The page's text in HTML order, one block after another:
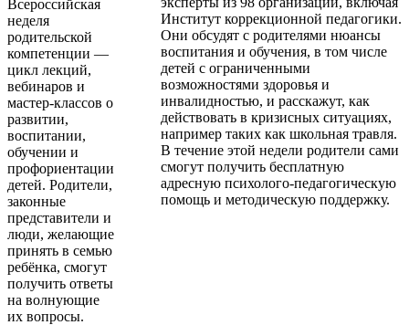
Всероссийская
неделя
родительской
компетенции —
цикл лекций,
вебинаров и
мастер-классов о
развитии,
воспитании,
обучении и
профориентации
детей. Родители,
законные
представители и
люди, желающие
принять в семью
ребёнка, смогут
получить ответы
на волнующие
их вопросы.
Институт коррекционной педагогики.
Они обсудят с родителями нюансы
воспитания и обучения, в том числе
детей с ограниченными
возможностями здоровья и
инвалидностью, и расскажут, как
действовать в кризисных ситуациях,
например таких как школьная травля.
В течение этой недели родители сами
смогут получить бесплатную
адресную психолого-педагогическую
помощь и методическую поддержку.